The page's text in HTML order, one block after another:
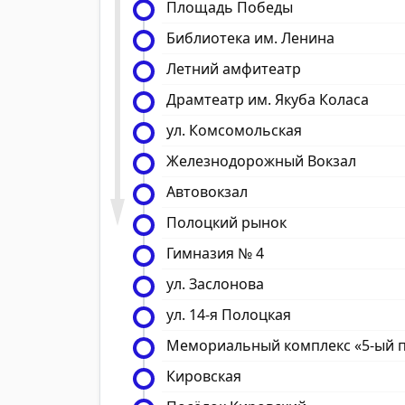
Площадь Победы
Библиотека им. Ленина
Летний амфитеатр
Драмтеатр им. Якуба Коласа
ул. Комсомольская
Железнодорожный Вокзал
Автовокзал
Полоцкий рынок
Гимназия № 4
ул. Заслонова
ул. 14-я Полоцкая
Мемориальный комплекс «5-ый
Кировская